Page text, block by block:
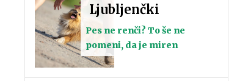
Ljubljenčki
Pes ne renči? To še ne
pomeni, da je miren